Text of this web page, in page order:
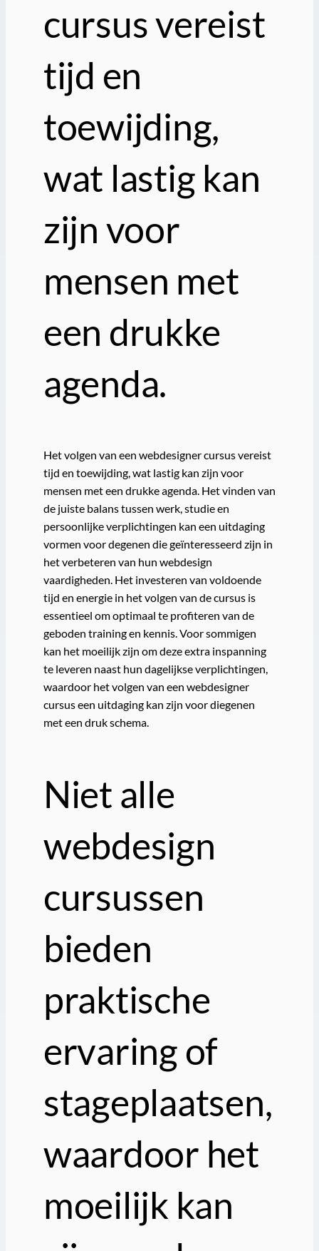
cursus vereist
tijd en
toewijding,
wat lastig kan
zijn voor
mensen met
een drukke
agenda.
Het volgen van een webdesigner cursus vereist
tijd en toewijding, wat lastig kan zijn voor
mensen met een drukke agenda. Het vinden van
de juiste balans tussen werk, studie en
persoonlijke verplichtingen kan een uitdaging
vormen voor degenen die geïnteresseerd zijn in
het verbeteren van hun webdesign
vaardigheden. Het investeren van voldoende
tijd en energie in het volgen van de cursus is
essentieel om optimaal te profiteren van de
geboden training en kennis. Voor sommigen
kan het moeilijk zijn om deze extra inspanning
te leveren naast hun dagelijkse verplichtingen,
waardoor het volgen van een webdesigner
cursus een uitdaging kan zijn voor diegenen
met een druk schema.
Niet alle
webdesign
cursussen
bieden
praktische
ervaring of
stageplaatsen,
waardoor het
moeilijk kan